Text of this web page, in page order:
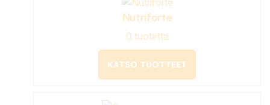
Nutriforte
0 tuotetta
KATSO TUOTTEET